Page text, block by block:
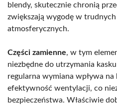
blendy, skutecznie chronią
zwiększają wygodę w
atmosferycznych.
Części zamienne, w tym
niezbędne do utrzymania
regularna wymiana wpływa
efektywność wentylacji, co
bezpieczeństwa. Właściwie